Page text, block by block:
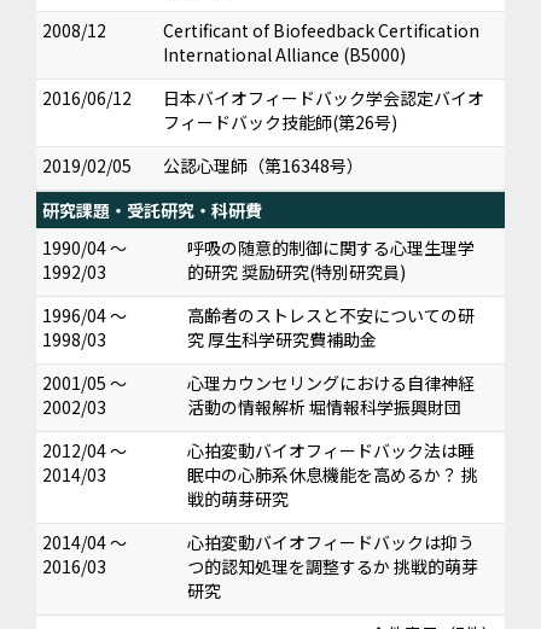
2008/12
Certificant of Biofeedback Certification
International Alliance (B5000)
2016/06/12
日本バイオフィードバック学会認定バイオ
フィードバック技能師(第26号)
2019/02/05
公認心理師（第16348号）
研究課題・受託研究・科研費
1990/04 ～
1992/03
呼吸の随意的制御に関する心理生理学
的研究 奨励研究(特別研究員)
1996/04 ～
1998/03
高齢者のストレスと不安についての研
究 厚生科学研究費補助金
2001/05 ～
2002/03
心理カウンセリングにおける自律神経
活動の情報解析 堀情報科学振興財団
2012/04 ～
2014/03
心拍変動バイオフィードバック法は睡
眠中の心肺系休息機能を高めるか？ 挑
戦的萌芽研究
2014/04 ～
2016/03
心拍変動バイオフィードバックは抑う
つ的認知処理を調整するか 挑戦的萌芽
研究